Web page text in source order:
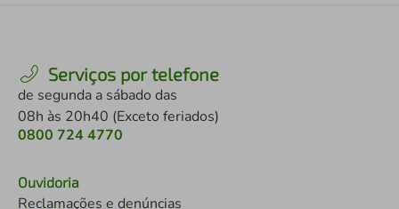
Serviços por telefone
de segunda a sábado das
08h às 20h40 (Exceto feriados)
0800 724 4770
Ouvidoria
Reclamações e denúncias